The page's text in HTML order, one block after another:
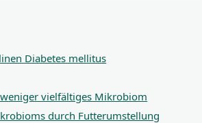
Diabetes mellitus
vielfältiges Mikrobiom
durch Futterumstellung